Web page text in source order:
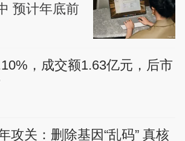
预计年底前
，成交额1.63亿元，后市
攻关：删除基因“乱码” 真核